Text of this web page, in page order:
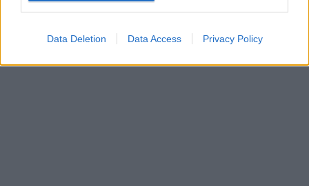
Data Deletion Data Access Privacy Policy